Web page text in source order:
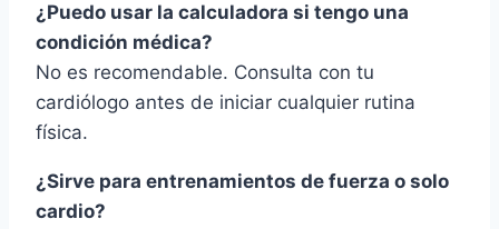
¿Puedo usar la calculadora si tengo una
condición médica?
No es recomendable. Consulta con tu
cardiólogo antes de iniciar cualquier rutina
física.
¿Sirve para entrenamientos de fuerza o solo
cardio?